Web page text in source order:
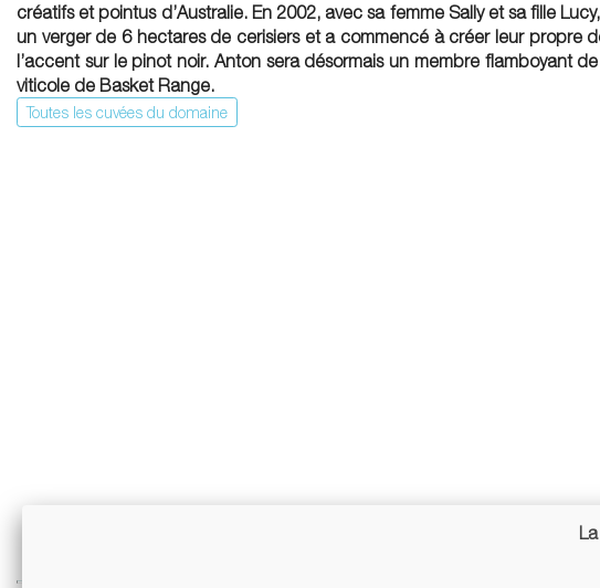
créatifs et pointus d’Australie. En 2002, avec sa femme Sally et sa fille
un verger de 6 hectares de cerisiers et a commencé à créer leur propre
l’accent sur le pinot noir. Anton sera désormais un membre flamboyant
viticole de Basket Range.
Toutes les cuvées du domaine